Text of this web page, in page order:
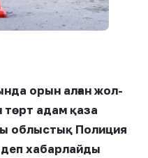
орын алған жол-
төрт адам қаза
облыстық Полиция
деп хабарлайды